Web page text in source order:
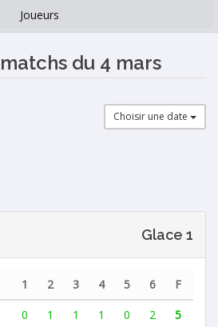
Joueurs
du 4 mars
Choisir une date
Glace 1
1 2 3 4 5 6
F
0 1 1 1 0 2
5